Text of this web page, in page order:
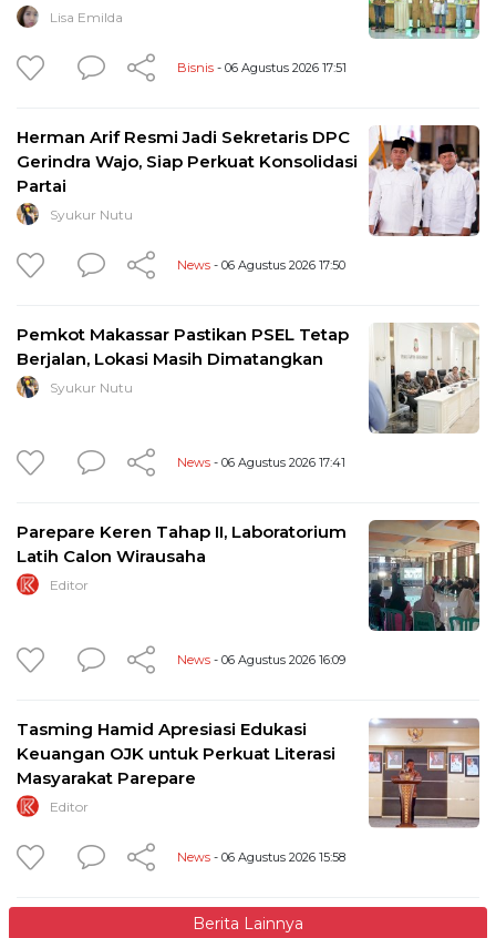
Lisa Emilda
Bisnis - 06 Agustus 2026 17:51
Herman Arif Resmi Jadi Sekretaris DPC
Gerindra Wajo, Siap Perkuat Konsolidasi
Partai
Syukur Nutu
News - 06 Agustus 2026 17:50
Pemkot Makassar Pastikan PSEL Tetap
Berjalan, Lokasi Masih Dimatangkan
Syukur Nutu
News - 06 Agustus 2026 17:41
Parepare Keren Tahap II, Laboratorium
Latih Calon Wirausaha
Editor
News - 06 Agustus 2026 16:09
Tasming Hamid Apresiasi Edukasi
Keuangan OJK untuk Perkuat Literasi
Masyarakat Parepare
Editor
News - 06 Agustus 2026 15:58
Berita Lainnya